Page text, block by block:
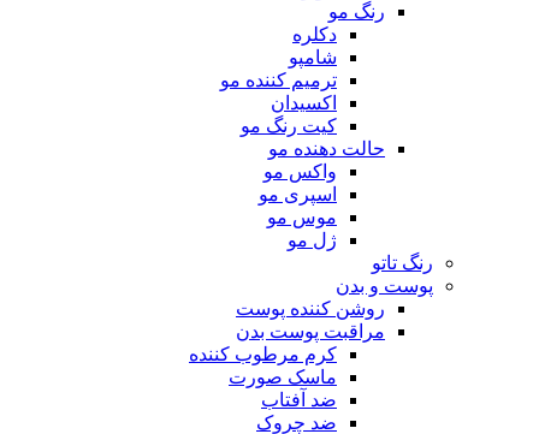
رنگ مو
دکلره
شامپو
ترمیم کننده مو
اکسیدان
کیت رنگ مو
حالت دهنده مو
واکس مو
اسپری مو
موس مو
ژل مو
رنگ تاتو
پوست و بدن
روشن کننده پوست
مراقبت پوست بدن
کرم مرطوب کننده
ماسک صورت
ضد آفتاب
ضد چروک